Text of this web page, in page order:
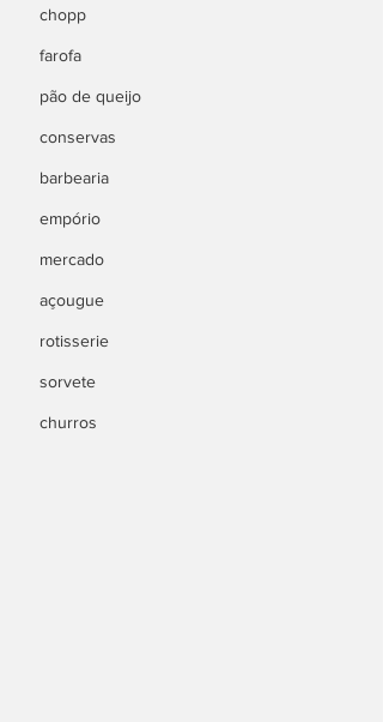
chopp
farofa
pão de queijo
conservas
barbearia
empório
mercado
açougue
rotisserie
sorvete
churros